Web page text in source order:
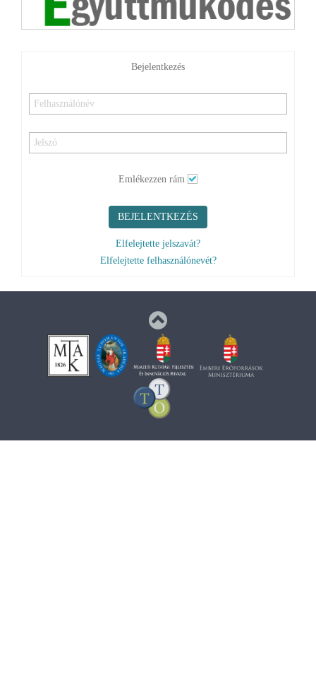
Bejelentkezés
Emlékezzen rám
BEJELENTKEZÉS
Elfelejtette jelszavát?
Elfelejtette felhasználónevét?